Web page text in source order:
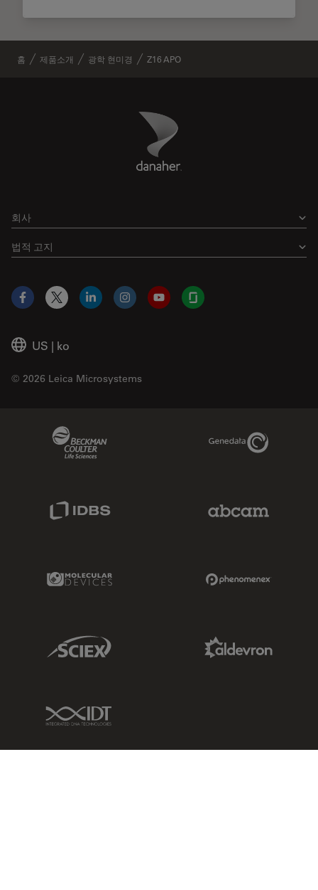
홈 제품소개 광학 현미경 Z16 APO
Danaher Logo
회사
법적 고지
US | ko
© 2026 Leica Microsystems
Facebook
X LinkedInInstagramYouTubeGlassdoor
Genedata Link
Molecular Devices Link
Sciex Link
IDT Link